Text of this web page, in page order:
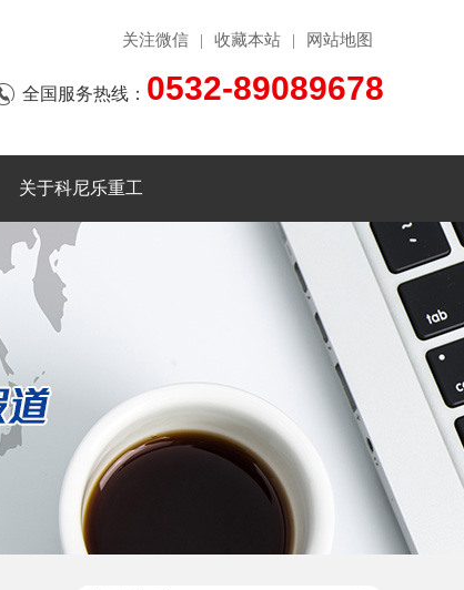
关注微信 收藏本站 网站地图
全国服务热线： 0532-89089678
关于科尼乐重工